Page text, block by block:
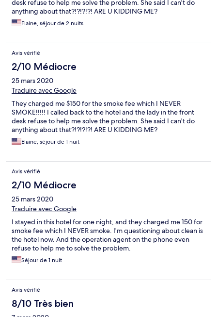
desk refuse to help me solve the problem. She said I can't do
anything about that?!?!?!?! ARE U KIDDING ME?
Elaine, séjour de 2 nuits
Avis vérifié
2/10 Médiocre
25 mars 2020
Traduire avec Google
They charged me $150 for the smoke fee which I NEVER
SMOKE!!!!! I called back to the hotel and the lady in the front
desk refuse to help me solve the problem. She said I can't do
anything about that?!?!?!?! ARE U KIDDING ME?
Elaine, séjour de 1 nuit
Avis vérifié
2/10 Médiocre
25 mars 2020
Traduire avec Google
I stayed in this hotel for one night, and they charged me 150 for
smoke fee which I NEVER smoke. I'm questioning about clean is
the hotel now. And the operation agent on the phone even
refuse to help me to solve the problem.
Séjour de 1 nuit
Avis vérifié
8/10 Très bien